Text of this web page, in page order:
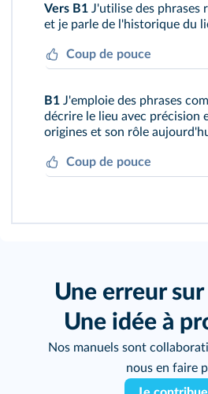
j'explique pourquoi.
Vers B1 J'utilise des phrases
et je parle de l'historique du
Coup de pouce
Je soigne la présentation.
B1 J'emploie des phrases
décrire le lieu avec précision
origines et son rôle
Coup de pouce
Une erreur sur
Une idée à
Nos manuels sont
nous en faire